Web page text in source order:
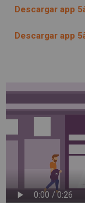
Descargar app
Descargar app
_vf.mp4